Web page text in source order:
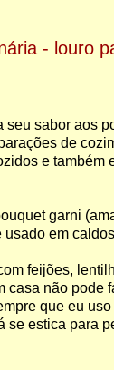
- louro
seu sabor aos
de
e também
garni
usado em
feijões,
casa não pode
que eu
se estica para